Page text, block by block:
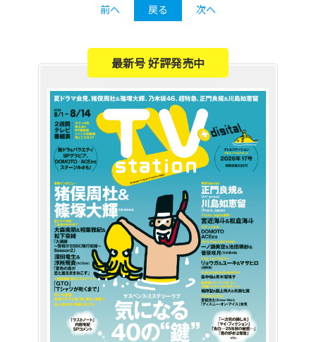
前へ 戻る 次へ
最新号 好評発売中